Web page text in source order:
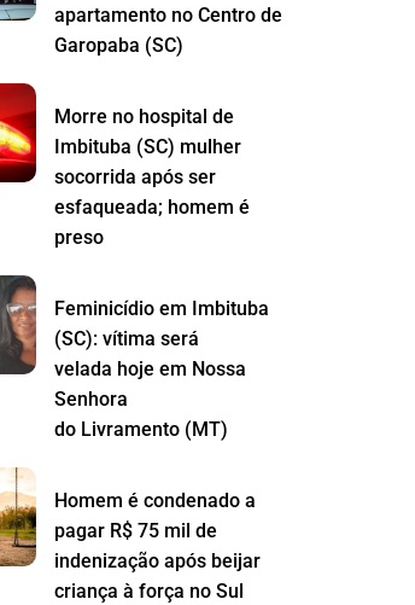
apartamento no Centro de
Garopaba (SC)
Morre no hospital de
Imbituba (SC) mulher
socorrida após ser
esfaqueada; homem é
preso
Feminicídio em Imbituba
(SC): vítima será
velada hoje em Nossa
Senhora
do Livramento (MT)
Homem é condenado a
pagar R$ 75 mil de
indenização após beijar
criança à força no Sul